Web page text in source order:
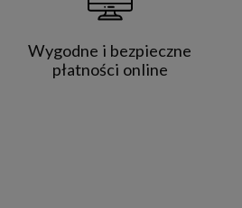
Wygodne i bezpieczne
płatności online